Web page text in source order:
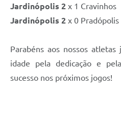
Jardinópolis 2 x 1 Cravinhos
Jardinópolis 2 x 0 Pradópolis
Parabéns aos nossos
idade pela dedicação e
sucesso nos próximos jogos!